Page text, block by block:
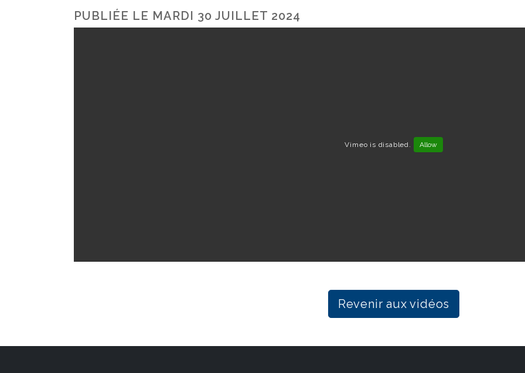
PUBLIÉE LE MARDI 30 JUILLET 2024
Vimeo is disabled. Allow
Revenir aux vidéos